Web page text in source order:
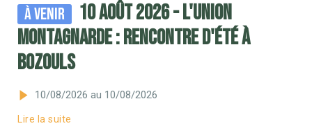
À venir
10 août 2026 - l'Union
Montagnarde : rencontre d'été à
Bozouls
10/08/2026 au 10/08/2026
Lire la suite